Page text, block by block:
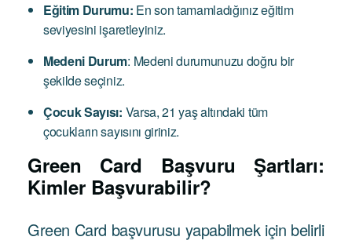
Eğitim Durumu: En son tamamladığınız eğitim
seviyesini işaretleyiniz.
Medeni Durum: Medeni durumunuzu doğru bir
şekilde seçiniz.
Çocuk Sayısı: Varsa, 21 yaş altındaki tüm
çocukların sayısını giriniz.
Green Card Başvuru Şartları:
Kimler Başvurabilir?
Green Card başvurusu yapabilmek için belirli